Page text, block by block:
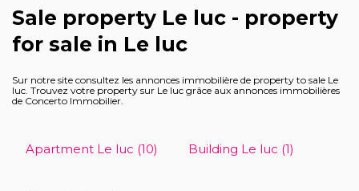
Estimate
Our agency
Sale property Le luc - property
for sale in Le luc
Sur notre site consultez les annonces immobilière de property to sale Le
luc. Trouvez votre property sur Le luc grâce aux annonces immobilières
de Concerto Immobilier.
Apartment Le luc (10) Building Le luc (1)